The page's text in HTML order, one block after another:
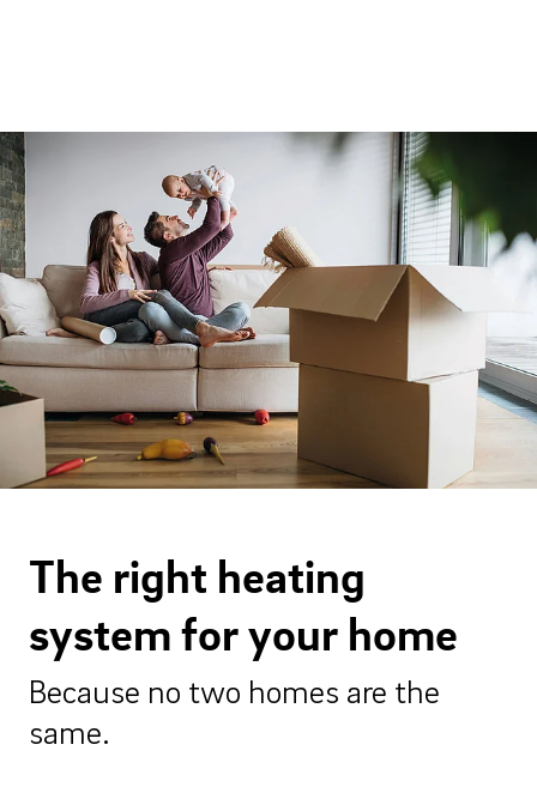
The right heating
system for your home
Because no two homes are the
same.